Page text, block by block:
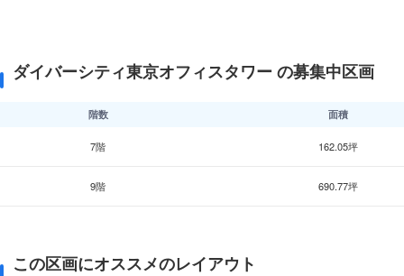
ダイバーシティ東京オフィスタワー の募集中区画
階数 面積
7階 162.05坪
9階 690.77坪
この区画にオススメのレイアウト